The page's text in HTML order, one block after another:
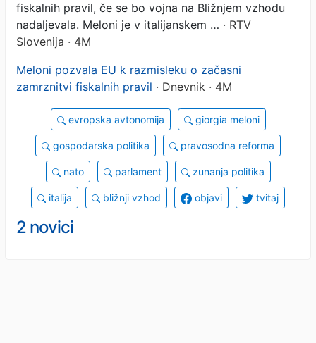
fiskalnih pravil, če se bo vojna na Bližnjem vzhodu
nadaljevala. Meloni je v italijanskem … · RTV
Slovenija · 4M
Meloni pozvala EU k razmisleku o začasni
zamrznitvi fiskalnih pravil · Dnevnik · 4M
evropska avtonomija giorgia meloni
gospodarska politika pravosodna reforma
nato parlament zunanja politika
italija bližnji vzhod objavi tvitaj
2 novici